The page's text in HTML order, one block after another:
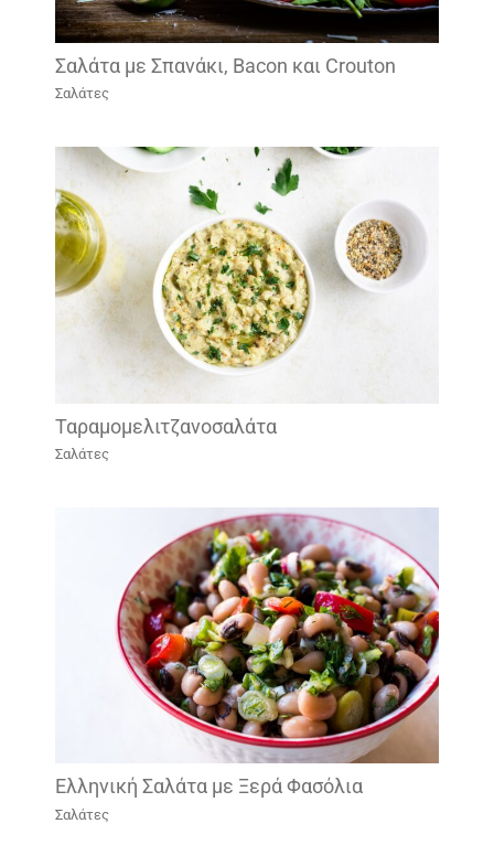
Σαλάτα με Σπανάκι, Bacon και Crouton
Σαλάτες
Ταραμομελιτζανοσαλάτα
Σαλάτες
Ελληνική Σαλάτα με Ξερά Φασόλια
Σαλάτες